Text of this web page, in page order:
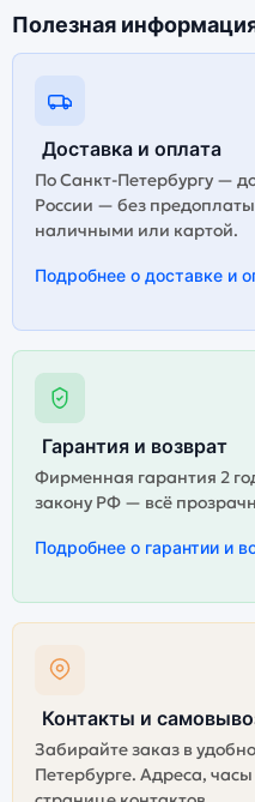
Полезная
Доставка и оплата
По Санкт-Петербургу —
России — без
наличными или картой.
Подробнее о доставке и
Гарантия и возврат
Фирменная гарантия 2
закону РФ — всё
Подробнее о гарантии и
Контакты и
Забирайте заказ в
Петербурге. Адреса,